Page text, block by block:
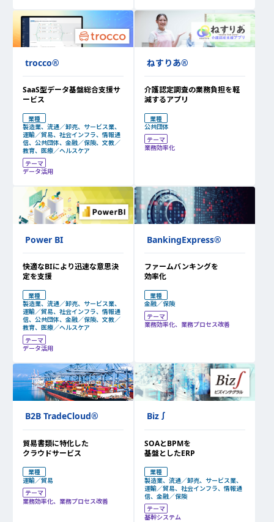
trocco®
SaaS型データ基盤総合支援サ
ービス
業種
製造業、流通／卸売、サービス業、
運輸／貿易、社会インフラ、情報通
信、公共団体、金融／保険、文教／
教育、医療／ヘルスケア
テーマ
データ活用
ねすりあ®
介護認定調査の業務負担を軽
減するアプリ
業種
公共団体
テーマ
業務効率化
Power BI
快適なBIにより迅速な意思決
定を支援
業種
製造業、流通／卸売、サービス業、
運輸／貿易、社会インフラ、情報通
信、公共団体、金融／保険、文教／
教育、医療／ヘルスケア
テーマ
データ活用
BankingExpress®
ファームバンキングを
効率化
業種
金融／保険
テーマ
業務効率化、業務プロセス改善
B2B TradeCloud®
貿易書類に特化した
クラウドサービス
業種
運輸／貿易
テーマ
業務効率化、業務プロセス改善
Biz∫
SOAとBPMを
基盤としたERP
業種
製造業、流通／卸売、サービス業、
運輸／貿易、社会インフラ、情報通
信、金融／保険
テーマ
基幹システム